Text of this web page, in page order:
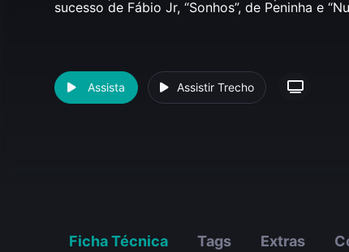
sucesso de Fábio Jr, “Sonhos”, de Peninha e
Assista Assistir Trecho
Ficha Técnica Tags Extras